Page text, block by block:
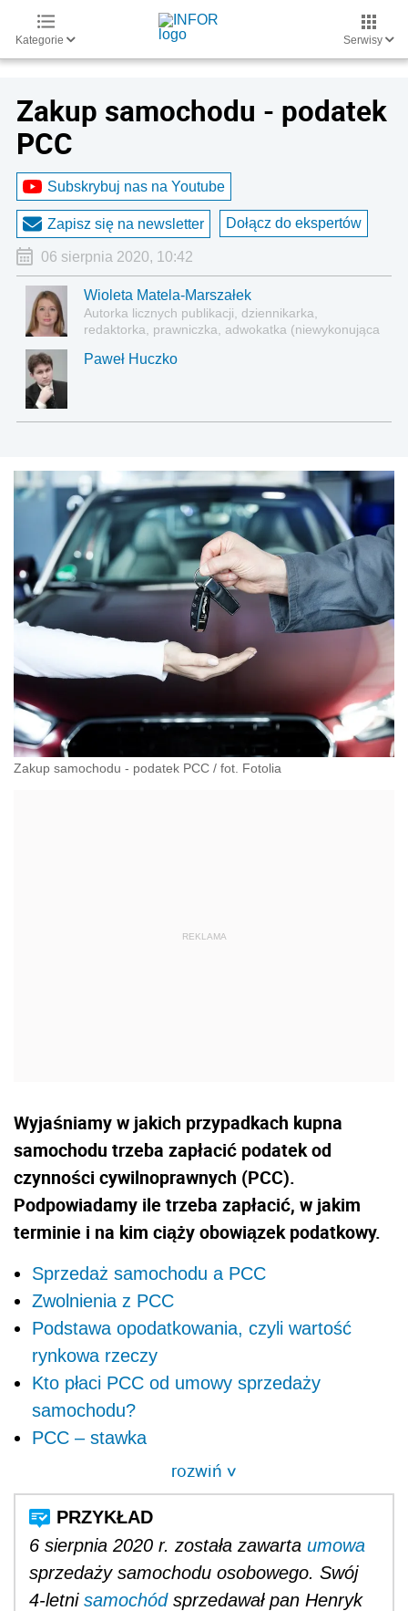
Kategorie Serwisy
Zakup samochodu - podatek
PCC
Subskrybuj nas na Youtube
Zapisz się na newsletter Dołącz do ekspertów
06 sierpnia 2020, 10:42
Wioleta Matela-Marszałek
Autorka licznych publikacji, dziennikarka,
redaktorka, prawniczka, adwokatka (niewykonująca
Paweł Huczko
Zakup samochodu - podatek PCC / fot. Fotolia
Wyjaśniamy w jakich przypadkach kupna
samochodu trzeba zapłacić podatek od
czynności cywilnoprawnych (PCC).
Podpowiadamy ile trzeba zapłacić, w jakim
terminie i na kim ciąży obowiązek podatkowy.
Sprzedaż samochodu a PCC
Zwolnienia z PCC
Podstawa opodatkowania, czyli wartość
rynkowa rzeczy
Kto płaci PCC od umowy sprzedaży
samochodu?
PCC – stawka
rozwiń>
6 sierpnia 2020 r. została zawarta umowa
sprzedaży samochodu osobowego. Swój
4-letni samochódsprzedawał pan Henryk